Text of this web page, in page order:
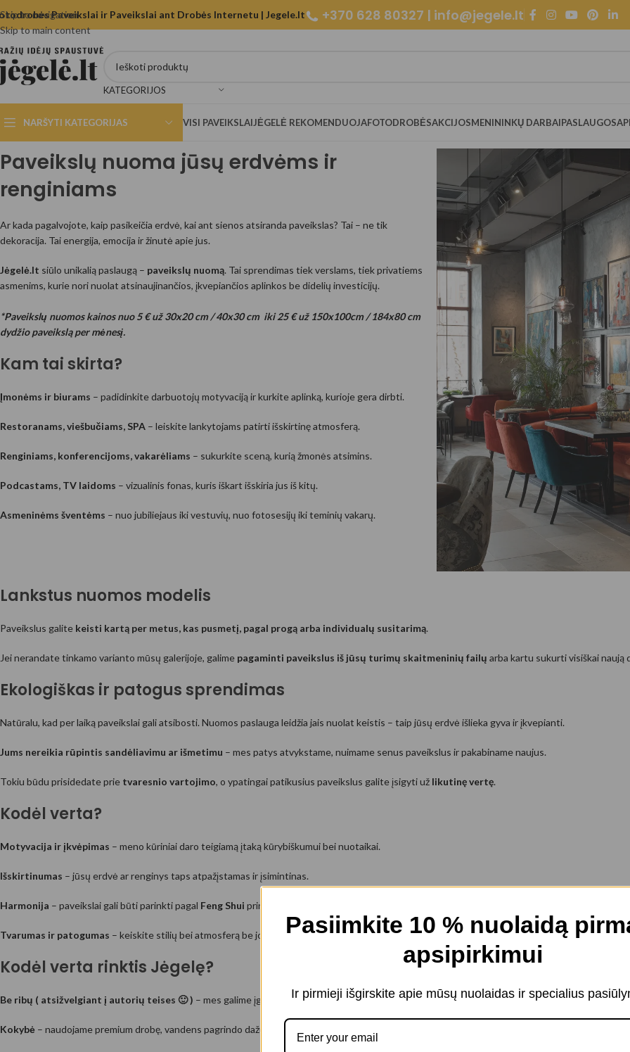
Skip to navigation
Skip to main content
Paveikslai ir Paveikslai ant Drobės Internetu | Jegele.lt +370 628 80327 | info@jegele.lt
KATEGORIJOS
NARŠYTI KATEGORIJAS
DI (AI) Komiksų stiliumi Sugeneruotos Vietos Sugeneruoti Gyvūnai
Sugeneruoti Žmonės Sugeneruoti fantastiniai
VISI PAVEIKSLAIJĖGELĖ REKOMENDUOJAFOTODROBĖSAKCIJOSMENININKŲ DARBAIPASLAUGOS
Paveikslų nuoma jūsų erdvėms ir
renginiams
Ar kada pagalvojote, kaip pasikeičia erdvė, kai ant sienos atsiranda paveikslas? Tai – ne tik
dekoracija. Tai energija, emocija ir žinutė apie jus.
Jėgelė.lt siūlo unikalią paslaugą – paveikslų nuomą. Tai sprendimas tiek verslams, tiek privatiems
asmenims, kurie nori nuolat atsinaujinančios, įkvepiančios aplinkos be didelių investicijų.
*Paveikslų nuomos kainos nuo 5 € už 30x20 cm / 40x30 cm iki 25 € už 150x100cm / 184x80 cm
dydžio paveikslą per mėnesį.
Kam tai skirta?
Įmonėms ir biurams – padidinkite darbuotojų motyvaciją ir kurkite aplinką, kurioje gera dirbti.
Restoranams, viešbučiams, SPA – leiskite lankytojams patirti išskirtinę atmosferą.
Renginiams, konferencijoms, vakarėliams – sukurkite sceną, kurią žmonės atsimins.
Podcastams, TV laidoms – vizualinis fonas, kuris iškart išskiria jus iš kitų.
Asmeninėms šventėms – nuo jubiliejaus iki vestuvių, nuo fotosesijų iki teminių vakarų.
Lankstus nuomos modelis
Paveikslus galite keisti kartą per metus, kas pusmetį, pagal progą arba individualų susitarimą.
Jei nerandate tinkamo varianto mūsų galerijoje, galime pagaminti paveikslus iš jūsų turimų skaitmeninių failų arba kartu sukurti visiškai naują
Ekologiškas ir patogus sprendimas
Natūralu, kad per laiką paveikslai gali atsibosti. Nuomos paslauga leidžia jais nuolat keistis – taip jūsų erdvė išlieka gyva ir įkvepianti.
Jums nereikia rūpintis sandėliavimu ar išmetimu – mes patys atvykstame, nuimame senus paveikslus ir pakabiname naujus.
Tokiu būdu prisidedate prie tvaresnio vartojimo, o ypatingai patikusius paveikslus galite įsigyti už likutinę vertę.
Kodėl verta?
Motyvacija ir įkvėpimas – meno kūriniai daro teigiamą įtaką kūrybiškumui bei nuotaikai.
Išskirtinumas – jūsų erdvė ar renginys taps atpažįstamas ir įsimintinas.
Harmonija – paveikslai gali būti parinkti pagal Feng Shui principus, suteikti ramybės, energijos ar klestėjimo pojūtį.
Tvarumas ir patogumas – keiskite stilių bei atmosferą be jokių rūpesčių, o mes pasirūpinsime visu procesu.
Kodėl verta rinktis Jėgelę?
Be ribų ( atsižvelgiant į autorių teises 🙂 ) – mes galime įgyvendinti praktiškai kiekvieną Jūsų viziją.
Kokybė – naudojame premium drobę, vandens pagrindo dažus ir tvirtus medinius porėmius.
Pasiimkite 10 % nuolaidą
apsipirkimui
Ir pirmieji išgirskite apie mūsų nuolaidas ir specialius